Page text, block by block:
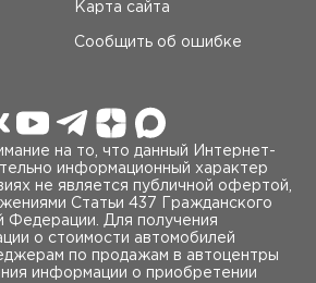
Карта сайта
Сообщить об ошибке
на то, что данный Интернет-
информационный характер
не является публичной офертой,
Статьи 437 Гражданского
Федерации. Для получения
о стоимости автомобилей
по продажам в автоцентры
информации о приобретении